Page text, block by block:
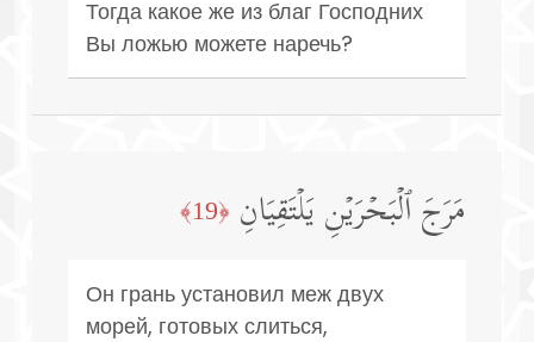
Тогда какое же из благ Господних
Вы ложью можете наречь?
مَرَجَ ٱلۡبَحۡرَیۡنِ یَلۡتَقِیَانِ ﴿19﴾
Он грань установил меж двух
морей, готовых слиться,